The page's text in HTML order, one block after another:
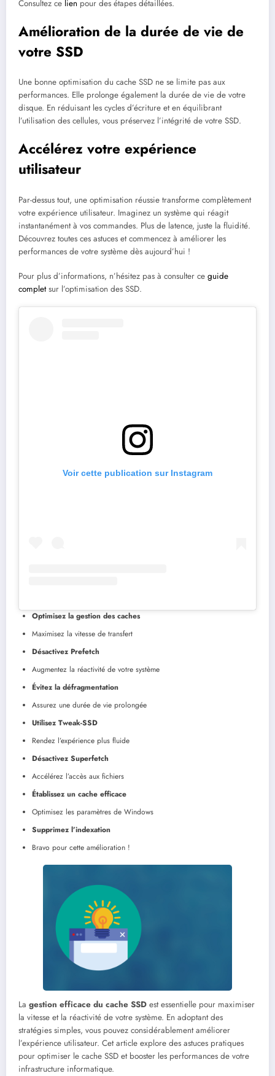
Consultez ce lien pour des étapes détaillées.
Amélioration de la durée de vie de
votre SSD
Une bonne optimisation du cache SSD ne se limite pas aux
performances. Elle prolonge également la durée de vie de votre
disque. En réduisant les cycles d’écriture et en équilibrant
l’utilisation des cellules, vous préservez l’intégrité de votre SSD.
Accélérez votre expérience
utilisateur
Par-dessus tout, une optimisation réussie transforme complètement
votre expérience utilisateur. Imaginez un système qui réagit
instantanément à vos commandes. Plus de latence, juste la fluidité.
Découvrez toutes ces astuces et commencez à améliorer les
performances de votre système dès aujourd’hui !
Pour plus d’informations, n’hésitez pas à consulter ce guide
completsur l’optimisation des SSD.
Voir cette publication sur Instagram
Optimisez la gestion des caches
Maximisez la vitesse de transfert
Désactivez Prefetch
Augmentez la réactivité de votre système
Évitez la défragmentation
Assurez une durée de vie prolongée
Utilisez Tweak-SSD
Rendez l’expérience plus fluide
Désactivez Superfetch
Accélérez l’accès aux fichiers
Établissez un cache efficace
Optimisez les paramètres de Windows
Supprimez l’indexation
Bravo pour cette amélioration !
La gestion efficace du cache SSD est essentielle pour maximiser
la vitesse et la réactivité de votre système. En adoptant des
stratégies simples, vous pouvez considérablement améliorer
l’expérience utilisateur. Cet article explore des astuces pratiques
pour optimiser le cache SSD et booster les performances de votre
infrastructure informatique.